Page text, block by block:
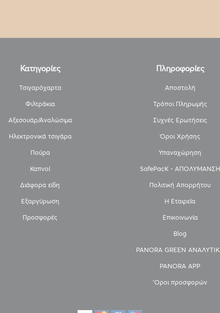
Κατηγορίες
Τσιγαρόχαρτα
Φιλτράκια
Αξεσουάρ/Αναλώσιμα
Ηλεκτρονικά τσιγάρα
Πούρα
Καπνοί
Διάφορα είδη
Εξαργύρωση
Προσφορές
Πληροφορίες
Αποστολή
Τρόποι Πληρωμής
Συχνές Ερωτήσεις
Όροι Χρήσης
Υπαναχώρηση
SafePacK - ΑΠΟΛΥΜΑΝΣΗ
Πολιτική Απορρήτου
Η Εταιρεία
Επικοινωνία
Blog
PANORA GREEN
PANORA APP
'Οροι προσφορών